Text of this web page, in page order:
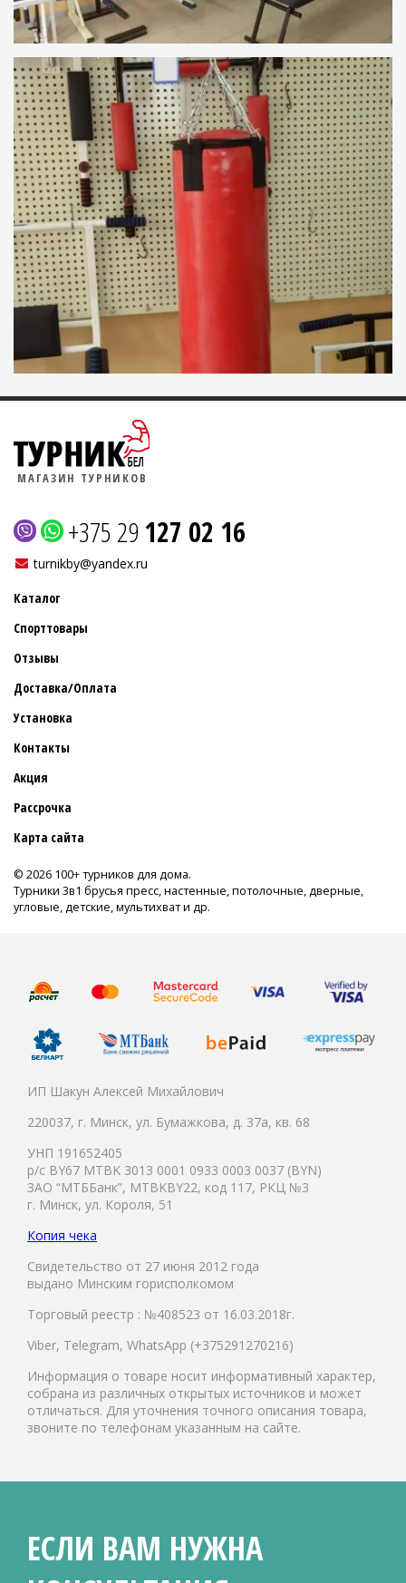
МАГАЗИН ТУРНИКОВ
+375 29127 02 16
turnikby@yandex.ru
Каталог
Спорттовары
Отзывы
Доставка/Оплата
Установка
Контакты
Акция
Рассрочка
Карта сайта
© 2026 100+ турников для дома.
Турники 3в1 брусья пресс, настенные, потолочные, дверные,
угловые, детские, мультихват и др.
ИП Шакун Алексей Михайлович
220037, г. Минск, ул. Бумажкова, д. 37а, кв. 68
УНП 191652405
р/с BY67 MTBK 3013 0001 0933 0003 0037 (BYN)
ЗАО “МТББанк”, MTBKBY22, код 117, РКЦ №3
г. Минск, ул. Короля, 51
Копия чека
Свидетельство от 27 июня 2012 года
выдано Минским горисполкомом
Торговый реестр : №408523 от 16.03.2018г.
Viber, Telegram, WhatsApp (+375291270216)
Информация о товаре носит информативный характер,
собрана из различных открытых источников и может
отличаться. Для уточнения точного описания товара,
звоните по телефонам указанным на сайте.
ЕСЛИ ВАМ НУЖНА